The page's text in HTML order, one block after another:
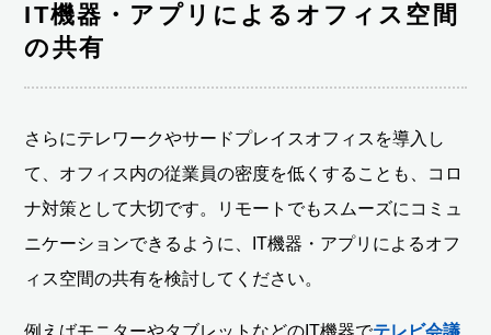
IT機器・アプリによるオフィス空間
の共有
さらにテレワークやサードプレイスオフィスを導入し
て、オフィス内の従業員の密度を低くすることも、コロ
ナ対策として大切です。リモートでもスムーズにコミュ
ニケーションできるように、IT機器・アプリによるオフ
ィス空間の共有を検討してください。